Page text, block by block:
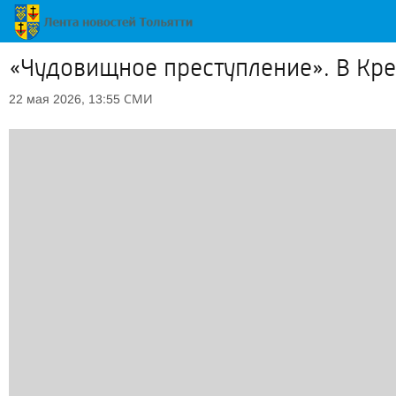
«Чудовищное преступление». В
22 мая 2026, 13:55 СМИ